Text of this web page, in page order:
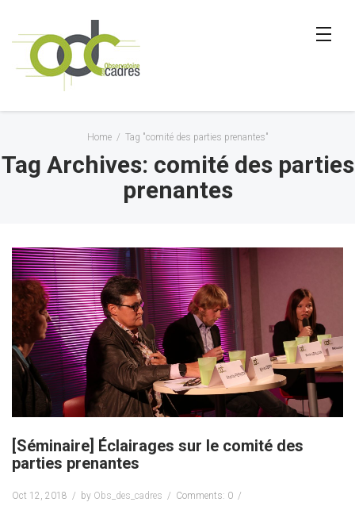
Home / Tag "comité des parties prenantes"
Tag Archives: comité des parties
prenantes
[Séminaire] Éclairages sur le comité des
parties prenantes
Oct 12, 2018 by Obs_des_cadres
Comments: 0